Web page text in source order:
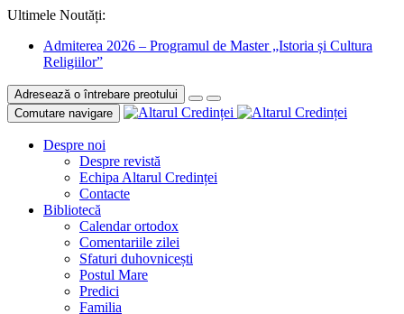
Ultimele Noutăți:
Admiterea 2026 – Programul de Master „Istoria și Cultura
Religiilor”
Adresează o întrebare preotului
Comutare navigare
Despre noi
Despre revistă
Echipa Altarul Credinței
Contacte
Bibliotecă
Calendar ortodox
Comentariile zilei
Sfaturi duhovnicești
Postul Mare
Predici
Familia